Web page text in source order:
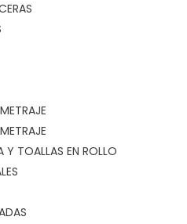
Y TOALLAS EN ROLLO